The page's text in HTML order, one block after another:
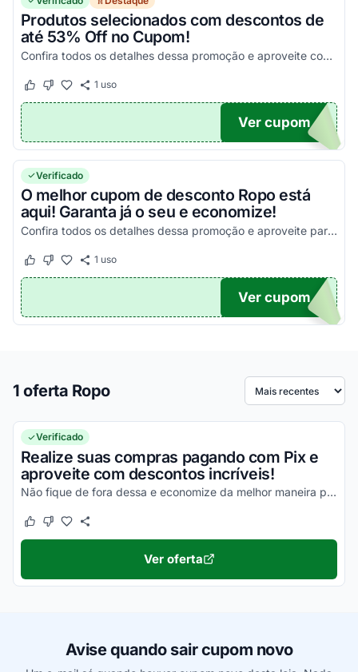
Produtos selecionados com descontos de
até 53% Off no Cupom!
Confira todos os detalhes dessa promoção e aproveite com as melhores vantagens!
Este cupom funcionou
Este cupom não funcionou
1 uso
ALE
Ver cupom
Verificado
O melhor cupom de desconto Ropo está
aqui! Garanta já o seu e economize!
Confira todos os detalhes dessa promoção e aproveite para economizar!
Este cupom funcionou
Este cupom não funcionou
1 uso
TICO
Ver cupom
1 oferta Ropo Ordenar por
Verificado
Realize suas compras pagando com Pix e
aproveite com descontos incríveis!
Não fique de fora dessa e economize da melhor maneira possível!
Este cupom funcionou
Este cupom não funcionou
Ver oferta
Avise quando sair cupom novo